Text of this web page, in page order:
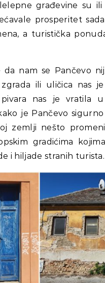
građevine su
prosperitet
a turistička
da nam se Pančevo
ili uličica nas
pivara nas je vratila
je Pančevo
zemlji nešto
gradićima
i hiljade stranih turista.